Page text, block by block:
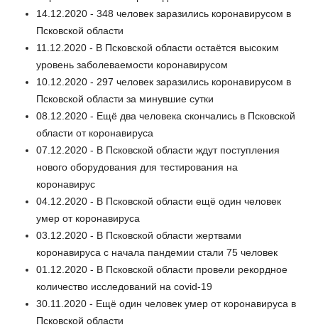
14.12.2020 - 348 человек заразились коронавирусом в
Псковской области
11.12.2020 - В Псковской области остаётся высоким
уровень заболеваемости коронавирусом
10.12.2020 - 297 человек заразились коронавирусом в
Псковской области за минувшие сутки
08.12.2020 - Ещё два человека скончались в Псковской
области от коронавируса
07.12.2020 - В Псковской области ждут поступления
нового оборудования для тестирования на
коронавирус
04.12.2020 - В Псковской области ещё один человек
умер от коронавируса
03.12.2020 - В Псковской области жертвами
коронавируса с начала пандемии стали 75 человек
01.12.2020 - В Псковской области провели рекордное
количество исследований на covid-19
30.11.2020 - Ещё один человек умер от коронавируса в
Псковской области